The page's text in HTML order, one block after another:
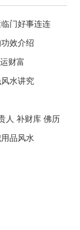
门好事连连
效介绍
财富
水讲究
人 补财库 佛历
品风水